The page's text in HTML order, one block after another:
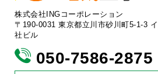
株式会社INGコーポレーション
〒190-0031 東京都立川市砂川町5-1-3
社ビル
050-7586-2875